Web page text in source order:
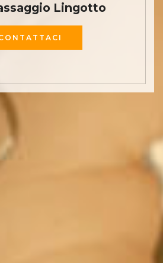
Lingotto